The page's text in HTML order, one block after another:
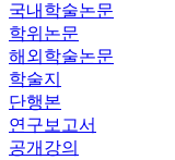
국내학술논문
학위논문
해외학술논문
학술지
단행본
연구보고서
공개강의